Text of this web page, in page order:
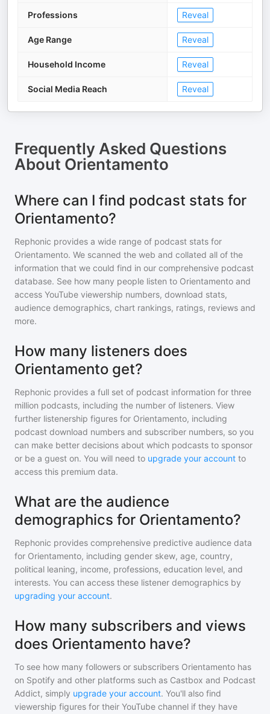
Professions Reveal
Age Range Reveal
Household Income Reveal
Social Media Reach Reveal
Frequently Asked Questions
About Orientamento
Where can I find podcast stats for
Orientamento?
Rephonic provides a wide range of podcast stats for
Orientamento. We scanned the web and collated all of the
information that we could find in our comprehensive podcast
database. See how many people listen to Orientamento and
access YouTube viewership numbers, download stats,
audience demographics, chart rankings, ratings, reviews and
more.
How many listeners does
Orientamento get?
Rephonic provides a full set of podcast information for three
million podcasts, including the number of listeners. View
further listenership figures for Orientamento, including
podcast download numbers and subscriber numbers, so you
can make better decisions about which podcasts to sponsor
or be a guest on. You will need to upgrade your account to
access this premium data.
What are the audience
demographics for Orientamento?
Rephonic provides comprehensive predictive audience data
for Orientamento, including gender skew, age, country,
political leaning, income, professions, education level, and
interests. You can access these listener demographics by
upgrading your account.
How many subscribers and views
does Orientamento have?
To see how many followers or subscribers Orientamento has
on Spotify and other platforms such as Castbox and Podcast
Addict, simply upgrade your account. You'll also find
viewership figures for their YouTube channel if they have